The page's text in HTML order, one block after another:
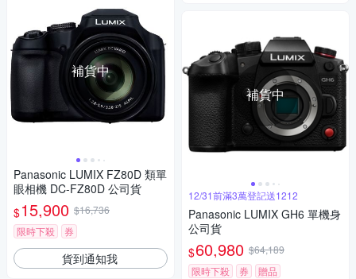
補貨中
Panasonic LUMIX FZ80D 類單
眼相機 DC-FZ80D 公司貨
$15,900 $16,736
限時下殺
券
貨到通知我
補貨中
12/31前滿3萬登記送1212
Panasonic LUMIX GH6 單機身
公司貨
$60,980 $64,189
限時下殺
券 贈品